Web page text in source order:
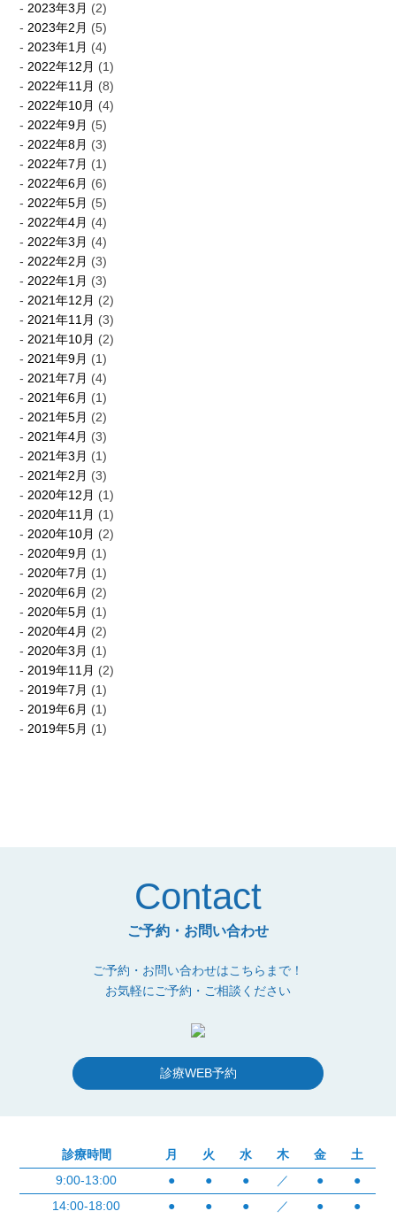
2023年3月 (2)
2023年2月 (5)
2023年1月 (4)
2022年12月 (1)
2022年11月 (8)
2022年10月 (4)
2022年9月 (5)
2022年8月 (3)
2022年7月 (1)
2022年6月 (6)
2022年5月 (5)
2022年4月 (4)
2022年3月 (4)
2022年2月 (3)
2022年1月 (3)
2021年12月 (2)
2021年11月 (3)
2021年10月 (2)
2021年9月 (1)
2021年7月 (4)
2021年6月 (1)
2021年5月 (2)
2021年4月 (3)
2021年3月 (1)
2021年2月 (3)
2020年12月 (1)
2020年11月 (1)
2020年10月 (2)
2020年9月 (1)
2020年7月 (1)
2020年6月 (2)
2020年5月 (1)
2020年4月 (2)
2020年3月 (1)
2019年11月 (2)
2019年7月 (1)
2019年6月 (1)
2019年5月 (1)
Contact
ご予約・お問い合わせ
ご予約・お問い合わせはこちらまで！
お気軽にご予約・ご相談ください
診療WEB予約
診療時間 月 火 水 木 金
土
9:00-13:00
● ● ● ／ ●
●
14:00-18:00
● ● ● ／ ● ●